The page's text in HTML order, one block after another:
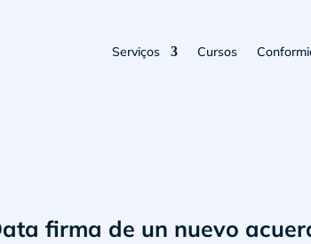
Serviços Cursos
firma de un nuevo